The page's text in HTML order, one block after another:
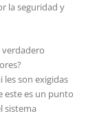
la seguridad y
verdadero
les son exigidas
este es un punto
sistema